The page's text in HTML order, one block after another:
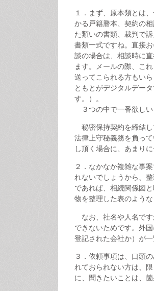
１．まず、原本類とは
かる戸籍謄本、契約の
た類いの書類、裁判で
書類一式ですね。直接
談の場合は、相談時に
ます。メールの際、こ
送ってこられる方もい
ともとがデジタルデー
す。）。
３つの中で一番欲しい
秘密保持契約を締結し
法律上守秘義務を負っ
し頂く場合に、あまり
２．なかなか複雑な事
れないでしょうから、
であれば、相続関係図
物を整理した表のよう
なお、社名や人名です
できないためです。外
登記された会社か）が
３．依頼事項は、口頭
れておられない方は、
に、聞きたいことは、